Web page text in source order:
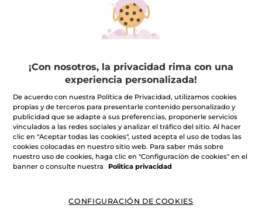
Leche Corporal Vainilla
AÑADIR A MI
CESTA
Leche Corporal
Nutritiva
AÑADIR A MI
CESTA
¡Con nosotros, la privacidad rima con una
experiencia personalizada!
De acuerdo con nuestra Política de Privacidad, utilizamos cookies
propias y de terceros para presentarle contenido personalizado y
publicidad que se adapte a sus preferencias, proponerle servicios
vinculados a las redes sociales y analizar el tráfico del sitio. Al hacer
clic en "Aceptar todas las cookies", usted acepta el uso de todas las
cookies colocadas en nuestro sitio web. Para saber más sobre
nuestro uso de cookies, haga clic en "Configuración de cookies" en el
banner o consulte nuestra
Politica privacidad
CONFIGURACIÓN DE COOKIES